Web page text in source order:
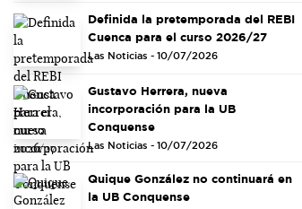
Definida la pretemporada del REBI
Cuenca para el curso 2026/27
Las Noticias - 10/07/2026
Gustavo Herrera, nueva
incorporación para la UB
Conquense
Las Noticias - 10/07/2026
Quique González no continuará en
la UB Conquense